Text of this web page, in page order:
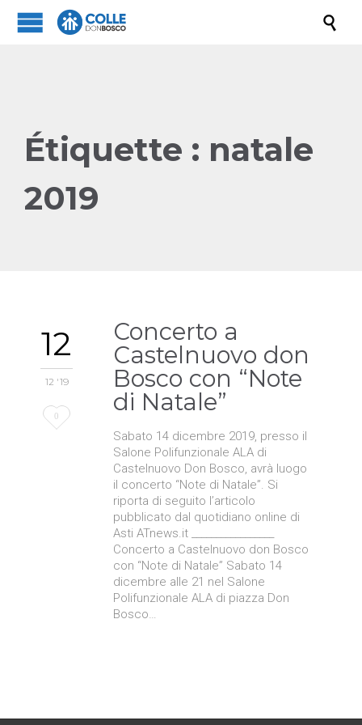

Étiquette : natale
2019
12
12 '19
Love
0
Concerto a
Castelnuovo don
Bosco con “Note
di Natale”
Sabato 14 dicembre 2019, presso il
Salone Polifunzionale ALA di
Castelnuovo Don Bosco, avrà luogo
il concerto “Note di Natale”. Si
riporta di seguito l’articolo
pubblicato dal quotidiano online di
Asti ATnews.it _________________
Concerto a Castelnuovo don Bosco
con “Note di Natale” Sabato 14
dicembre alle 21 nel Salone
Polifunzionale ALA di piazza Don
Bosco…